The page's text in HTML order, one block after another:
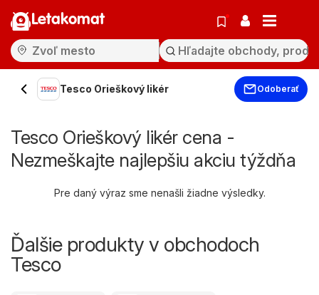
Letakomat
Tesco Orieškový likér Odoberať
Tesco Orieškový likér cena -
Nezmeškajte najlepšiu akciu týždňa
Pre daný výraz sme nenašli žiadne výsledky.
Ďalšie produkty v obchodoch
Tesco